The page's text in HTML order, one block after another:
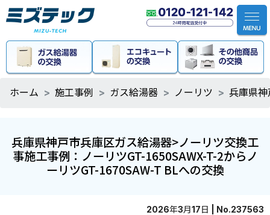
ホーム 施工事例 ガス給湯器 ノーリツ 兵庫県
兵庫県神戸市兵庫区ガス給湯器>ノーリツ交換工
事施工事例：ノーリツGT-1650SAWX-T-2からノ
ーリツGT-1670SAW-T BLへの交換
2026年3月17日 | No.237563